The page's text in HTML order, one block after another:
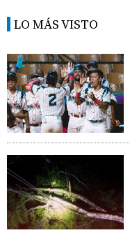
LO MÁS VISTO